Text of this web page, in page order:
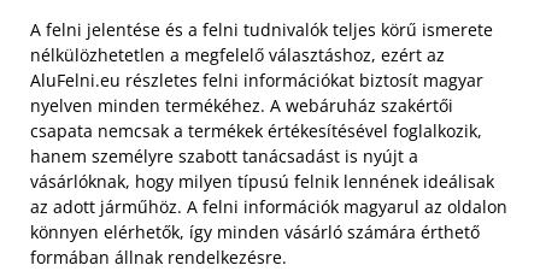
A felni jelentése és a felni tudnivalók teljes körű ismerete
nélkülözhetetlen a megfelelő választáshoz, ezért az
AluFelni.eu részletes felni információkat biztosít magyar
nyelven minden termékéhez. A webáruház szakértői
csapata nemcsak a termékek értékesítésével foglalkozik,
hanem személyre szabott tanácsadást is nyújt a
vásárlóknak, hogy milyen típusú felnik lennének ideálisak
az adott járműhöz. A felni információk magyarul az oldalon
könnyen elérhetők, így minden vásárló számára érthető
formában állnak rendelkezésre.